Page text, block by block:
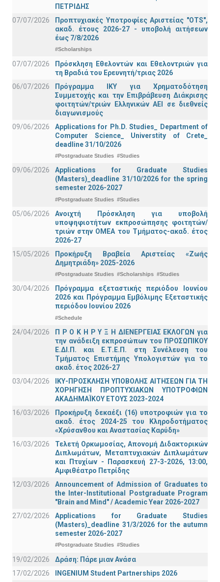
ΠΕΤΡΙΔΗΣ
07/07/2026
Προπτυχιακές Υποτροφίες Αριστείας "OTS",
ακαδ. έτους 2026-27 - υποβολή αιτήσεων
έως 7/8/2026
#Scholarships
07/07/2026
Πρόσκληση Εθελοντών και Εθελοντριών για
τη Βραδιά του Ερευνητή/τριας 2026
06/07/2026
Πρόγραμμα ΙΚΥ για Χρηματοδότηση
Συμμετοχής και την Επιβράβευση Διάκρισης
φοιτητών/τριών Ελληνικών ΑΕΙ σε διεθνείς
διαγωνισμούς
09/06/2026
Applications for Ph.D. Studies_ Department of
Computer Science_ Universtity of Crete_
deadline 31/10/2026
#Postgraduate Studies #Studies
09/06/2026
Applications for Graduate Studies
(Masters)_deadline 31/10/2026 for the spring
semester 2026-2027
#Postgraduate Studies #Studies
05/06/2026
Ανοιχτή Πρόσκληση για υποβολή
υποψηφιοτήτων εκπροσώπησης φοιτητών/
τριών στην ΟΜΕΑ του Τμήματος-ακαδ. έτος
2026-27
15/05/2026
Προκήρυξη Βραβεία Αριστείας «Ζωής
Δημητριάδη» 2025-2026
#Postgraduate Studies #Scholarships #Studies
30/04/2026
Πρόγραμμα εξεταστικής περιόδου Ιουνίου
2026 και Πρόγραμμα Εμβόλιμης Εξεταστικής
περιόδου Ιουνίου 2026
#Schedule
24/04/2026
Π Ρ Ο Κ Η Ρ Υ Ξ Η ΔΙΕΝΕΡΓΕΙΑΣ ΕΚΛΟΓΩΝ για
την ανάδειξη εκπροσώπων του ΠΡΟΣΩΠΙΚΟΥ
Ε.ΔΙ.Π. και Ε.Τ.Ε.Π. στη Συνέλευση του
Τμήματος Επιστήμης Υπολογιστών για το
ακαδ. έτος 2026-27
03/04/2026
ΙΚΥ-ΠΡΟΣΚΛΗΣΗ ΥΠΟΒΟΛΗΣ ΑΙΤΗΣΕΩΝ ΓΙΑ ΤΗ
ΧΟΡΗΓΗΣΗ ΠΡΟΠΤΥΧΙΑΚΩΝ ΥΠΟΤΡΟΦΙΩΝ
ΑΚΑΔΗΜΑΪΚΟΥ ΕΤΟΥΣ 2023-2024
16/03/2026
Προκήρυξη δεκαέξι (16) υποτροφιών για το
ακαδ. έτος 2024-25 του Κληροδοτήματος
«Χρύσανθου και Αναστασίας Καρύδη»
16/03/2026
Τελετή Ορκωμοσίας, Απονομή Διδακτορικών
Διπλωμάτων, Μεταπτυχιακών Διπλωμάτων
και Πτυχίων - Παρασκευή 27-3-2026, 13:00,
Αμφιθέατρο Πετρίδης
12/03/2026
Announcement of Admission of Graduates to
the Inter-Institutional Postgraduate Program
"Brain and Mind" / Academic Year 2026-2027
27/02/2026
Applications for Graduate Studies
(Masters)_deadline 31/3/2026 for the autumn
semester 2026-2027
#Postgraduate Studies #Studies
19/02/2026
Δράση: Πάρε μιαν Ανάσα
17/02/2026
INGENIUM Student Partnerships 2026